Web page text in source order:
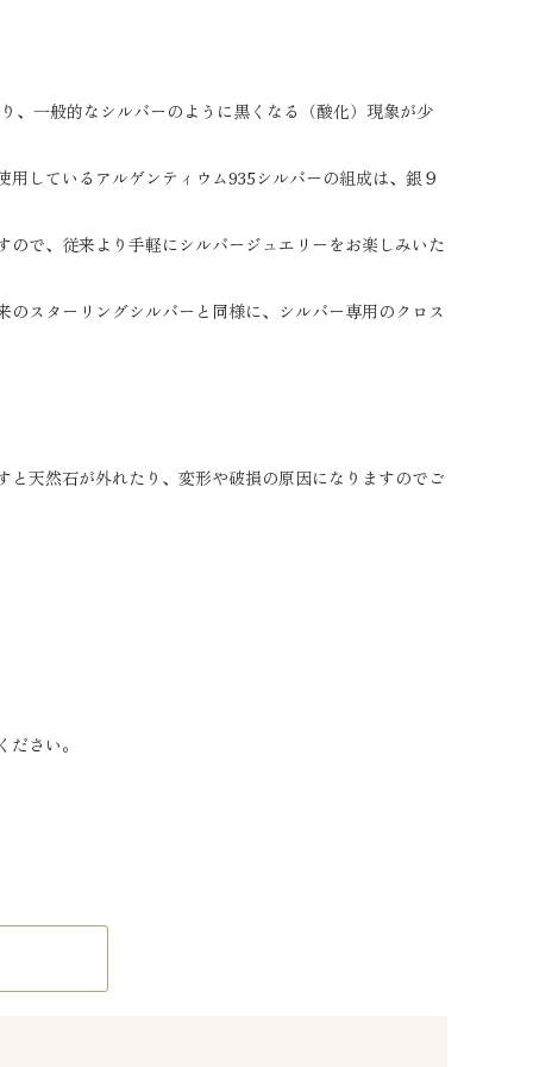
、一般的なシルバーのように黒くなる（酸化）現象が少
しているアルゲンティウム935シルバーの組成は、銀９
で、従来より手軽にシルバージュエリーをお楽しみいた
スターリングシルバーと同様に、シルバー専用のクロス
天然石が外れたり、変形や破損の原因になりますのでご
さい。